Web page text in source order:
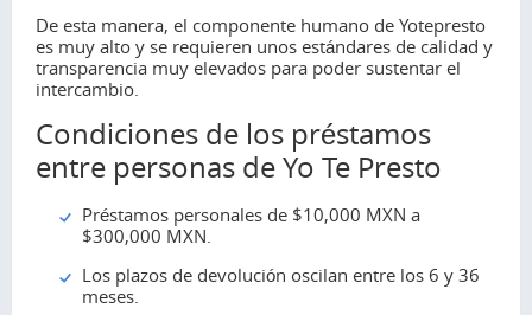
De esta manera, el componente humano de Yotepresto
es muy alto y se requieren unos estándares de calidad y
transparencia muy elevados para poder sustentar el
intercambio.
Condiciones de los préstamos
entre personas de Yo Te Presto
Préstamos personales de $10,000 MXN a
$300,000 MXN.
Los plazos de devolución oscilan entre los 6 y 36
meses.